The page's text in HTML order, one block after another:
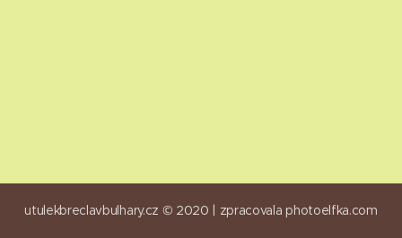
utulekbreclavbulhary.cz © 2020 | zpracovala photoelfka.com